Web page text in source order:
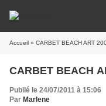
Accueil » CARBET BEACH ART
CARBET BEACH
Publié le 24/07/2011 à 15:06
Par Marlene